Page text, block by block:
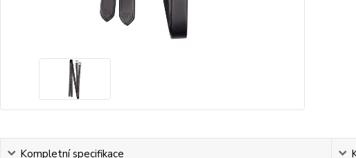
Kompletní specifikace